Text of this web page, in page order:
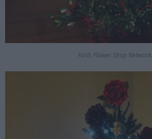
Fotó: Flower Shop Network